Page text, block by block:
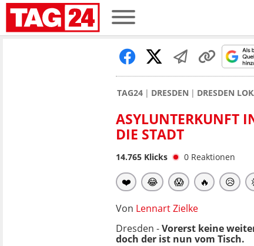
TAG24 DRESDEN DRESDEN
ASYLUNTERKUNFT
DIE STADT
14.765 Klicks 0 Reaktionen
❤️ 😂 😱 🔥 😥
Von Lennart Zielke
Dresden -Vorerst keine
doch der ist nun vom Tisch.